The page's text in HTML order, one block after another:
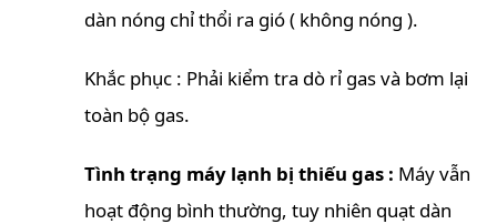
dàn nóng chỉ thổi ra gió ( không nóng ).
Khắc phục : Phải kiểm tra dò rỉ gas và bơm lại
toàn bộ gas.
Tình trạng máy lạnh bị thiếu gas : Máy vẫn
hoạt động bình thường, tuy nhiên quạt dàn